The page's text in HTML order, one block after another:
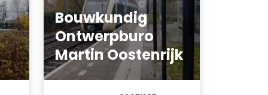
Bouwkundig
Ontwerpburo
Martin Oostenrijk